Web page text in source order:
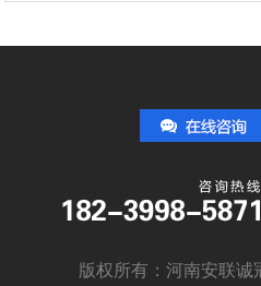
版权所有：河南安联诚